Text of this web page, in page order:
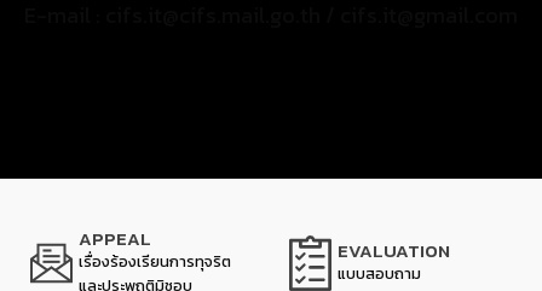
APPEAL
เรื่องร้องเรียนการทุจริต
และประพฤติมิชอบ
EVALUATION
แบบสอบถาม